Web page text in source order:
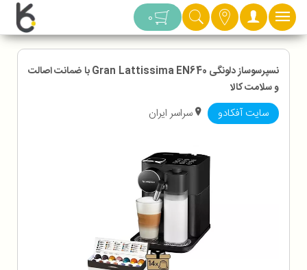
دسته بندی 0
نسپرسوساز دلونگی Gran Lattissima EN640 با ضمانت اصالت
و سلامت کالا
سایت آفکادو سراسر ایران